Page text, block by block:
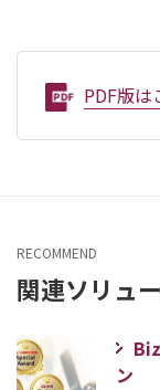
PDF版は
RECOMMEND
関連ソリュ
ン